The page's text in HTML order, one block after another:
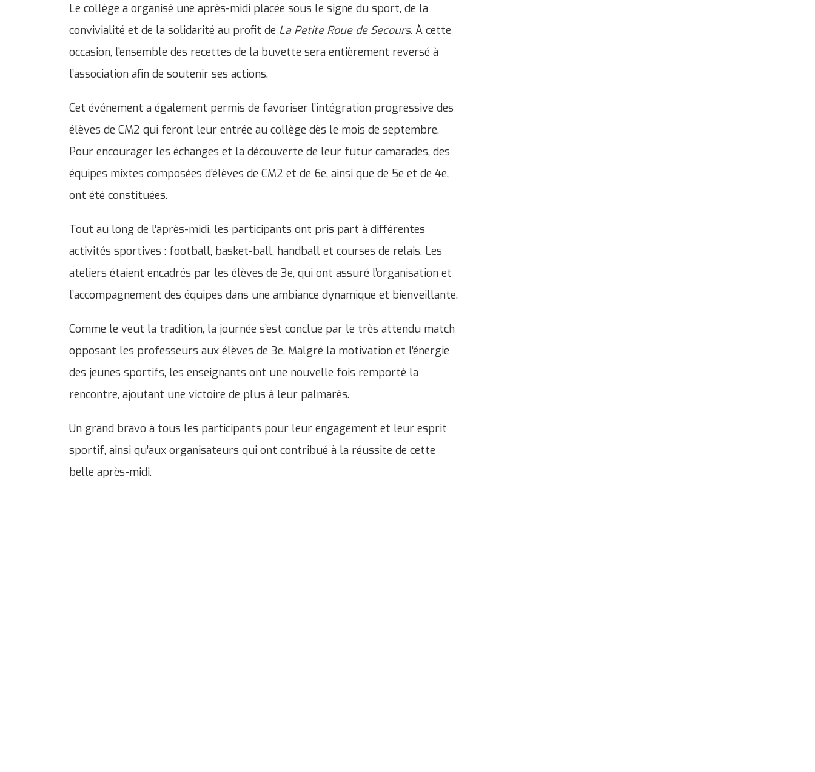
Le collège a organisé une après-midi placée sous le signe du sport, de la
convivialité et de la solidarité au profit de La Petite Roue de Secours. À cette
occasion, l’ensemble des recettes de la buvette sera entièrement reversé à
l’association afin de soutenir ses actions.
Cet événement a également permis de favoriser l’intégration progressive des
élèves de CM2 qui feront leur entrée au collège dès le mois de septembre.
Pour encourager les échanges et la découverte de leur futur camarades, des
équipes mixtes composées d’élèves de CM2 et de 6e, ainsi que de 5e et de 4e,
ont été constituées.
Tout au long de l’après-midi, les participants ont pris part à différentes
activités sportives : football, basket-ball, handball et courses de relais. Les
ateliers étaient encadrés par les élèves de 3e, qui ont assuré l’organisation et
l’accompagnement des équipes dans une ambiance dynamique et bienveillante.
Comme le veut la tradition, la journée s’est conclue par le très attendu match
opposant les professeurs aux élèves de 3e. Malgré la motivation et l’énergie
des jeunes sportifs, les enseignants ont une nouvelle fois remporté la
rencontre, ajoutant une victoire de plus à leur palmarès.
Un grand bravo à tous les participants pour leur engagement et leur esprit
sportif, ainsi qu’aux organisateurs qui ont contribué à la réussite de cette
belle après-midi.